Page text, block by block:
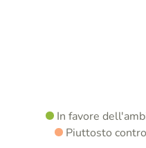
In favore
Piuttosto contro